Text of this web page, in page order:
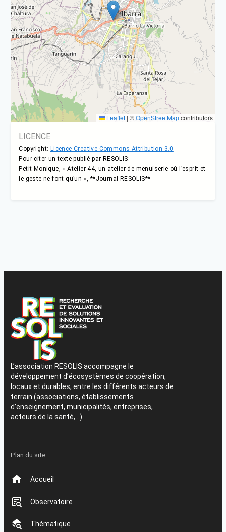
Leaflet | ©OpenStreetMapcontributors
LICENCE
Copyright: Licence Creative Commons Attribution 3.0
Pour citer un texte publié par RESOLIS:
Petit Monique, « Atelier 44, un atelier de menuiserie où l’esprit et
le geste ne font qu’un », **Journal RESOLIS**
L’association RESOLIS accompagne le
développement d’écosystèmes de coopération,
locaux et durables, entre les différents acteurs de
terrain (associations, établissements
d’enseignement, municipalités, entreprises,
acteurs de la santé,…).
Plan du site
Accueil
Observatoire
Thématique